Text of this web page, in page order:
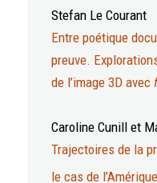
Stefan Le Courant
Entre poétique
preuve.
de l’image 3D avec
Caroline Cunillet
Trajectoires de la
le cas de